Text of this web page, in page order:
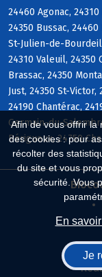
Afin de vous offrir la
des cookies : pour
récolter des
du site et vous
sécurité. Vous
En
Je
24460 Agonac,
24350 Bussac,
St-Julien-de-
24310 Valeuil, 24350
Brassac, 24350
Just, 24350 St-Victor,
24190 Chantérac,
Germain-du-
Périgueux, 24750